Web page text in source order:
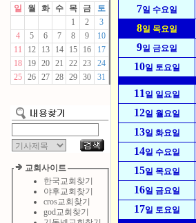
일
월 화 수 목 금
토
1
2
3
4
5 6 7 8 9
10
11
12 13 14 15 16
17
18
19 20 21 22 23
24
25
26 27 28 29 30 31
교회사이트
한국교회찾기
야후교회찾기
cros교회찾기
god교회찾기
7일 수요일
8일 목요일
9일 금요일
10일 토요일
11일 일요일
12일 월요일
13일 화요일
14일 수요일
15일 목요일
16일 금요일
17일 토요일